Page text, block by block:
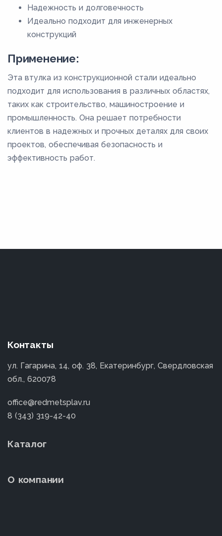
Надежность и долговечность
Идеально подходит для инженерных
конструкций
Применение:
Эта втулка из конструкционной стали идеально
подходит для использования в различных областях,
таких как строительство, машиностроение и
промышленность. Она решает потребности
клиентов в надежных и прочных деталях для своих
проектов, обеспечивая безопасность и
эффективность работ.
Контакты
ул. Гагарина, 14, оф. 38, Екатеринбург, Свердловская
обл., 620078
office@redmetsplav.ru
8 (343) 319-42-40
Каталог
О компании